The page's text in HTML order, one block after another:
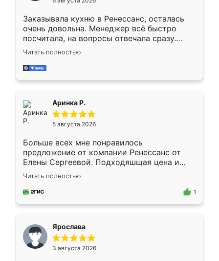
мебели буду заказывать только здесь.
Заказывала кухню в Ренессанс, осталась
очень довольна. Менеджер всё быстро
посчитала, на вопросы отвечала сразу.
Замерщик приехал в субботу, подошёл к
делу со всей ответственностью. Собрали
за день, ребята работали аккуратно, даже
Читать полностью
Аринка Р.
5 августа 2026
Больше всех мне понравилось
предложение от компании Ренессанс от
Елены Сергеевой. Подходяшщая цена и
короткие сроки изготовления. Приехавший
для замера сотрудник Владислав
предложил по моему эскизу самый
Читать полностью
1
Ярослава
3 августа 2026